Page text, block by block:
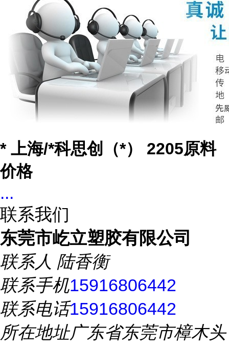
* 上海/*科思创（*） 2205原料
价格
...
联系我们
东莞市屹立塑胶有限公司
联系人 陆香衡
联系手机15916806442
联系电话15916806442
所在地址广东省东莞市樟木头